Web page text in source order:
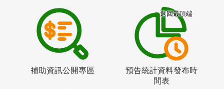
補助資訊公開專區
預告統計資料發布時
間表
返回最頂端